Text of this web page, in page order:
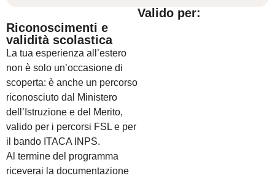
Riconoscimenti e
validità scolastica
La tua esperienza all’estero
non è solo un’occasione di
scoperta: è anche un percorso
riconosciuto dal Ministero
dell’Istruzione e del Merito,
valido per i percorsi FSL e per
il bando ITACA INPS.
Al termine del programma
riceverai la documentazione
Valido per: